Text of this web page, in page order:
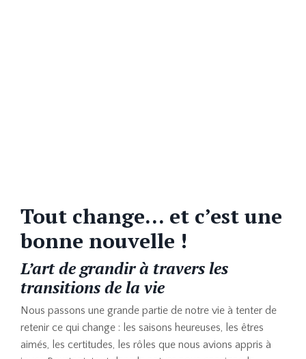
Tout change… et c’est une
bonne nouvelle !
L’art de grandir à travers les
transitions de la vie
Nous passons une grande partie de notre vie à tenter de
retenir ce qui change : les saisons heureuses, les êtres
aimés, les certitudes, les rôles que nous avions appris à